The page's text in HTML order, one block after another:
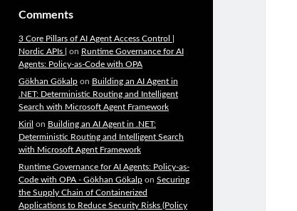
Comments
3 Core Pillars of AI Agent Access Control |
Nordic APIs |
on Runtime Governance for AI
Agents: Policy-as-Code with OPA
Gökhan Gökalpon Building an AI Agent in
.NET: Deterministic Routing and Intelligent
Search with Microsoft Agent Framework
Kiril on Building an AI Agent in .NET:
Deterministic Routing and Intelligent Search
with Microsoft Agent Framework
Runtime Governance for AI Agents: Policy-as-
Code with OPA - Gökhan Gökalpon Securing
the Supply Chain of Containerized
Applications to Reduce Security Risks (Policy